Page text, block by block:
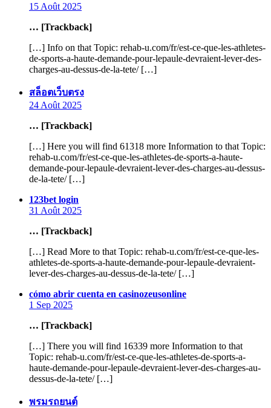
15 Août 2025
… [Trackback]
[…] Info on that Topic: rehab-u.com/fr/est-ce-que-les-athletes-
de-sports-a-haute-demande-pour-lepaule-devraient-lever-des-
charges-au-dessus-de-la-tete/ […]
สล็อตเว็บตรงsays:
24 Août 2025
… [Trackback]
[…] Here you will find 61318 more Information to that Topic:
rehab-u.com/fr/est-ce-que-les-athletes-de-sports-a-haute-
demande-pour-lepaule-devraient-lever-des-charges-au-dessus-
de-la-tete/ […]
123bet login
31 Août 2025
… [Trackback]
[…] Read More to that Topic: rehab-u.com/fr/est-ce-que-les-
athletes-de-sports-a-haute-demande-pour-lepaule-devraient-
lever-des-charges-au-dessus-de-la-tete/ […]
cómo abrir cuenta en casinozeusonlinesays:
1 Sep 2025
… [Trackback]
[…] There you will find 16339 more Information to that
Topic: rehab-u.com/fr/est-ce-que-les-athletes-de-sports-a-
haute-demande-pour-lepaule-devraient-lever-des-charges-au-
dessus-de-la-tete/ […]
พรมรถยนต์says: